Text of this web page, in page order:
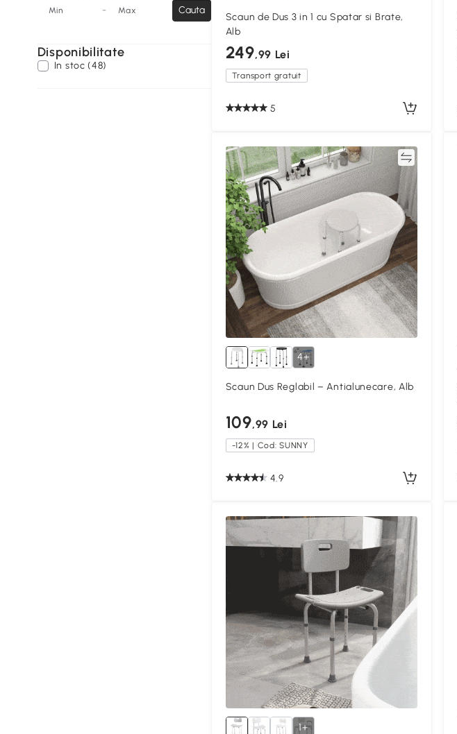
Min - Max Cauta
Disponibilitate
In stoc (48)
Scaun de Dus 3 in 1 cu Spatar si Brate,
Alb
249,99 Lei
Transport gratuit
5
Compară
4+
Scaun Dus Reglabil – Antialunecare, Alb
109,99 Lei
-12% | Cod: SUNNY
4.9
1+